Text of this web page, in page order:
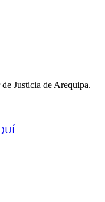
Justicia de Arequipa.